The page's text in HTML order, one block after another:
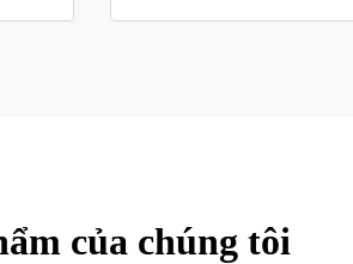
của chúng tôi